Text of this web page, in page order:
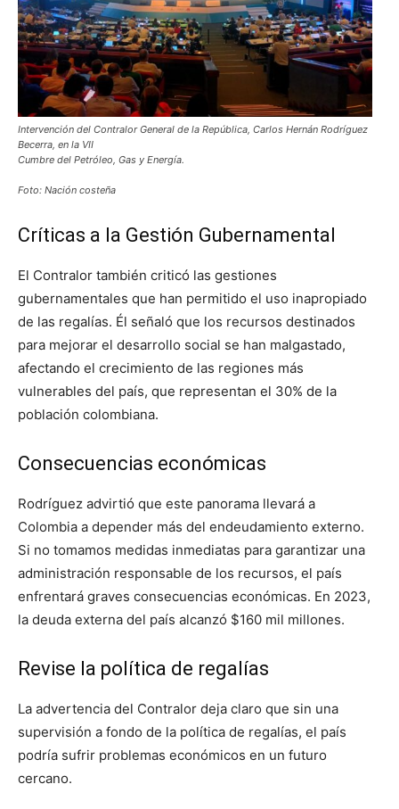
Intervención del Contralor General de la República, Carlos Hernán Rodríguez
Becerra, en la VII
Cumbre del Petróleo, Gas y Energía.
Foto: Nación costeña
Críticas a la Gestión Gubernamental
El Contralor también criticó las gestiones
gubernamentales que han permitido el uso inapropiado
de las regalías. Él señaló que los recursos destinados
para mejorar el desarrollo social se han malgastado,
afectando el crecimiento de las regiones más
vulnerables del país, que representan el 30% de la
población colombiana.
Consecuencias económicas
Rodríguez advirtió que este panorama llevará a
Colombia a depender más del endeudamiento externo.
Si no tomamos medidas inmediatas para garantizar una
administración responsable de los recursos, el país
enfrentará graves consecuencias económicas. En 2023,
la deuda externa del país alcanzó $160 mil millones.
Revise la política de regalías
La advertencia del Contralor deja claro que sin una
supervisión a fondo de la política de regalías, el país
podría sufrir problemas económicos en un futuro
cercano.